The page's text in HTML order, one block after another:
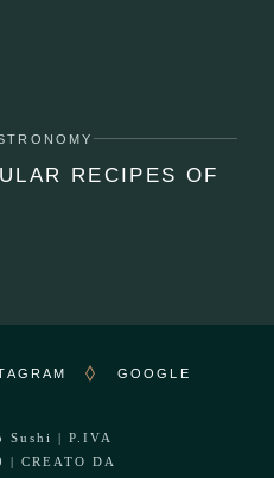
RECIPES OF
GOOGLE
Sushi
| P.IVA
| CREATO DA